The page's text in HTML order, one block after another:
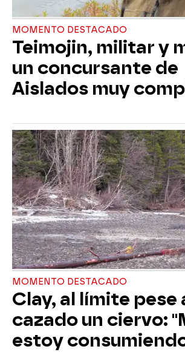
MOMENTO DESTACADO
Teimojin, militar y
un concursante de
Aislados muy
MOMENTO DESTACADO
Clay, al límite pese
cazado un ciervo:
estoy